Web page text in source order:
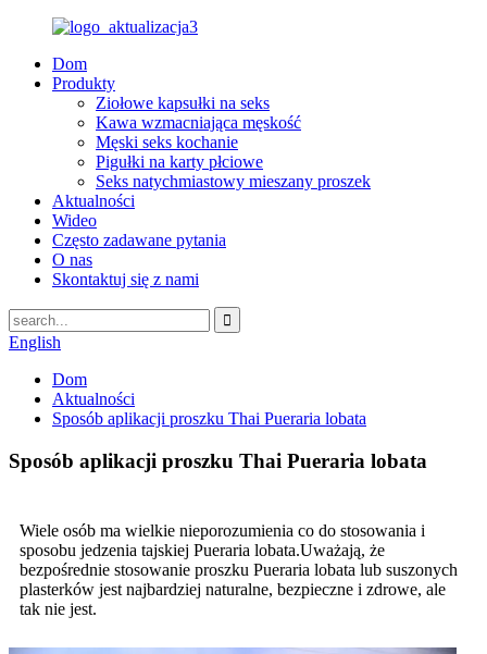
Dom
Produkty
Ziołowe kapsułki na seks
Kawa wzmacniająca męskość
Męski seks kochanie
Pigułki na karty płciowe
Seks natychmiastowy mieszany proszek
Aktualności
Wideo
Często zadawane pytania
O nas
Skontaktuj się z nami
English
Dom
Aktualności
Sposób aplikacji proszku Thai Pueraria lobata
Sposób aplikacji proszku Thai Pueraria lobata
Wiele osób ma wielkie nieporozumienia co do stosowania i
sposobu jedzenia tajskiej Pueraria lobata.Uważają, że
bezpośrednie stosowanie proszku Pueraria lobata lub suszonych
plasterków jest najbardziej naturalne, bezpieczne i zdrowe, ale
tak nie jest.